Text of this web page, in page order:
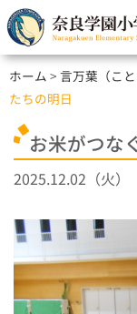
ホーム 言万葉（こ
たちの明日
お米がつな
2025.12.02（火）